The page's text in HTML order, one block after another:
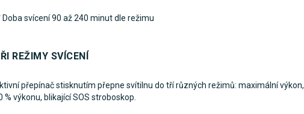
Doba svícení 90 až 240 minut dle režimu
REŽIMY SVÍCENÍ
přepínač stisknutím přepne svítilnu do tří různých režimů: maximální výkon,
% výkonu, blikající SOS stroboskop.